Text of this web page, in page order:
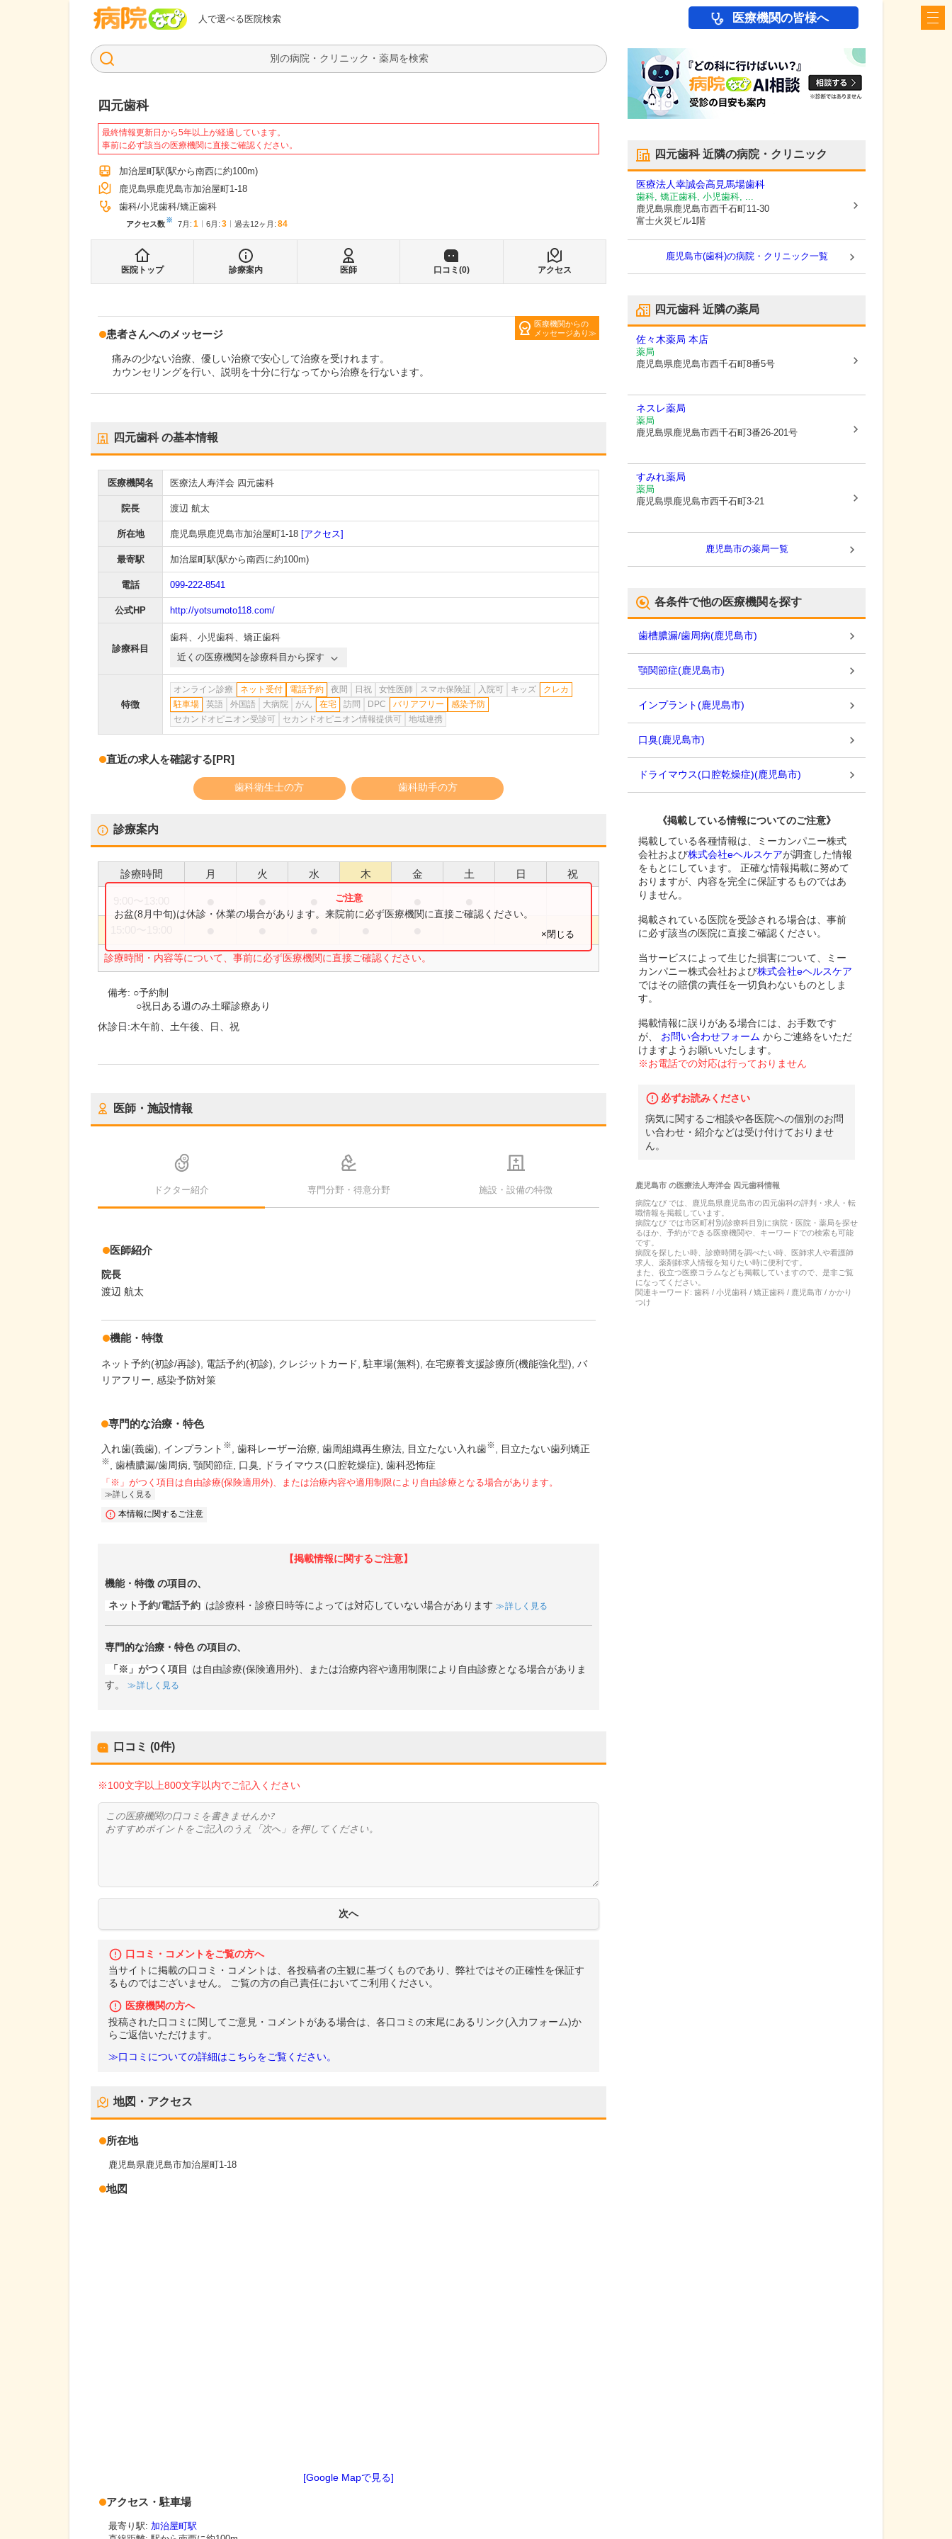
人で選べる医院検索
病院なび 医療機関の皆様へ
検索
四元歯科
最終情報更新日から5年以上が経過しています。
事前に必ず該当の医療機関に直接ご確認ください。
加治屋町駅(駅から南西に約100m)
鹿児島県鹿児島市加治屋町1-18
歯科 小児歯科 矯正歯科
アクセス数※ 7月 : 1 6月 : 3 過去12ヶ月: 84
医院トップ 診療案内 医師 口コミ(0) アクセス
医療機関からの
メッセージあり
患者さんへのメッセージ
痛みの少ない治療、優しい治療で安心して治療を受けれます。
カウンセリングを行い、説明を十分に行なってから治療を行ないます。
四元歯科の基本情報
医療機関名 医療法人寿洋会 四元歯科
院長 渡辺 航太
所在地 鹿児島県鹿児島市加治屋町1-18 [アクセス]
最寄駅 加治屋町駅(駅から南西に約100m)
電話 099-222-8541
公式HP http://yotsumoto118.com/
診療科目
歯科、 小児歯科、 矯正歯科
近くの医療機関を診療科目から探す
特徴
オンライン診療 ネット受付 電話予約 夜間 日祝 女性医師 スマホ保険証 入院可 キッズ
クレカ
駐車場
英語 外国語 大病院 がん 在宅 訪問 DPC バリアフリー
感染予防
セカンドオピニオン受診可
セカンドオピニオン情報提供可 地域連携
直近の求人を確認する[PR]
歯科衛生士の方 歯科助手の方
診療案内
診療時間 月 火 水 木 金 土 日 祝
診療時間・内容等について、事前に必ず医療機関に直接ご確認ください。
お盆(8月中旬)は休診・休業の場合があります。来院前に必ず医療機関に直接ご確認ください。
×閉じる
備考: ○予約制
○祝日ある週のみ土曜診療あり
休診日:木午前、土午後、日、祝
医師・施設情報
ドクター紹介 専門分野・得意分野 施設・設備の特徴
医師紹介
院長
渡辺 航太
機能・特徴
ネット予約(初診/再診) 電話予約(初診) クレジットカード 駐車場(無料) 在宅療養支援診療所(機能強化型) バ
リアフリー 感染予防対策
専門的な治療・特色
入れ歯(義歯) インプラント ※ 歯科レーザー治療 歯周組織再生療法 目立たない入れ歯※ 目立たない歯列矯正
※ 歯槽膿漏/歯周病 顎関節症 口臭 ドライマウス(口腔乾燥症) 歯科恐怖症
「※」がつく項目は自由診療(保険適用外)、または治療内容や適用制限により自由診療となる場合があります。
詳しく見る
本情報に関するご注意
【掲載情報に関するご注意】
機能・特徴 の項目の、
ネット予約/電話予約 は診療科・診療日時等によっては対応していない場合があります 詳しく見る
専門的な治療・特色の項目の、
「※」がつく項目
は自由診療(保険適用外)、または治療内容や適用制限により自由診療となる場合がありま
す。
詳しく見る
口コミ (0件)
※100文字以上800文字以内でご記入ください
口コミ・コメントをご覧の方へ
当サイトに掲載の口コミ・コメントは、各投稿者の主観に基づくものであり、弊社ではその正確性を保証す
るものではございません。 ご覧の方の自己責任においてご利用ください。
医療機関の方へ
投稿された口コミに関してご意見・コメントがある場合は、各口コミの末尾にあるリンク(入力フォーム)か
らご返信いただけます。
≫口コミについての詳細はこちらをご覧ください。
地図・アクセス
所在地
鹿児島県鹿児島市加治屋町1-18
地図
[Google Mapで見る]
アクセス・駐車場
最寄り駅: 加治屋町駅
四元歯科近隣の病院・クリニック
医療法人幸誠会高見馬場歯科
歯科, 矯正歯科, 小児歯科, ...
鹿児島県鹿児島市西千石町11-30
富士火災ビル1階
鹿児島市(歯科)の病院・クリニック一覧
四元歯科近隣の薬局
佐々木薬局 本店
薬局
鹿児島県鹿児島市西千石町8番5号
ネスレ薬局
薬局
鹿児島県鹿児島市西千石町3番26-201号
すみれ薬局
薬局
鹿児島県鹿児島市西千石町3-21
鹿児島市の薬局一覧
各条件で他の医療機関を探す
歯槽膿漏/歯周病(鹿児島市)
顎関節症(鹿児島市)
インプラント(鹿児島市)
口臭(鹿児島市)
ドライマウス(口腔乾燥症)(鹿児島市)
《掲載している情報についてのご注意》
掲載している各種情報は、ミーカンパニー株式
会社および株式会社eヘルスケアが調査した情報
をもとにしています。 正確な情報掲載に努めて
おりますが、内容を完全に保証するものではあ
りません。
掲載されている医院を受診される場合は、事前
に必ず該当の医院に直接ご確認ください。
当サービスによって生じた損害について、ミー
カンパニー株式会社および株式会社eヘルスケア
ではその賠償の責任を一切負わないものとしま
す。
掲載情報に誤りがある場合には、お手数です
が、
お問い合わせフォーム からご連絡をいただ
けますようお願いいたします。
※お電話での対応は行っておりません
必ずお読みください
病気に関するご相談や各医院への個別のお問
い合わせ・紹介などは受け付けておりませ
ん。
鹿児島市の医療法人寿洋会 四元歯科情報
病院なび では、 鹿児島県鹿児島市の四元歯科の評判・求人・転
職情報を掲載しています。
病院なび では市区町村別/診療科目別に病院・医院・薬局を探せ
るほか、予約ができる医療機関や、キーワードでの検索も可能
です。
病院を探したい時、診療時間を調べたい時、医師求人や看護師
求人、薬剤師求人情報を知りたい時に便利です。
また、役立つ医療コラムなども掲載していますので、是非ご覧
になってください。
関連キーワード: 歯科 / 小児歯科 / 矯正歯科 / 鹿児島市 / かかり
つけ